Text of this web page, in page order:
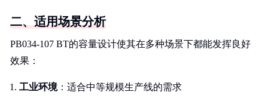
二、适用场景分析
PB034-107 BT的容量设计使其在多种场景下都能发挥良好
效果：
工业环境：适合中等规模生产线的需求